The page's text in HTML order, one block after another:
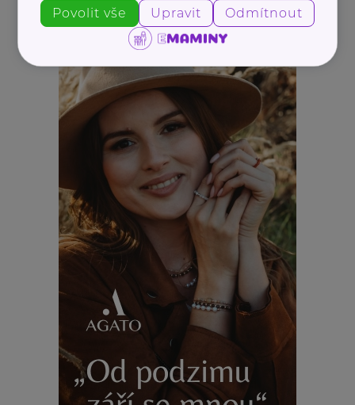
REKLAMA
Povolit vše Upravit Odmítnout